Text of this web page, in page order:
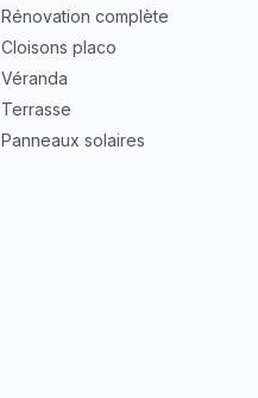
Rénovation complète
Cloisons placo
Véranda
Terrasse
Panneaux solaires